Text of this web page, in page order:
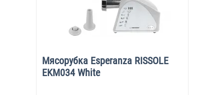
Мясорубка Esperanza RISSOLE
EKM034 White